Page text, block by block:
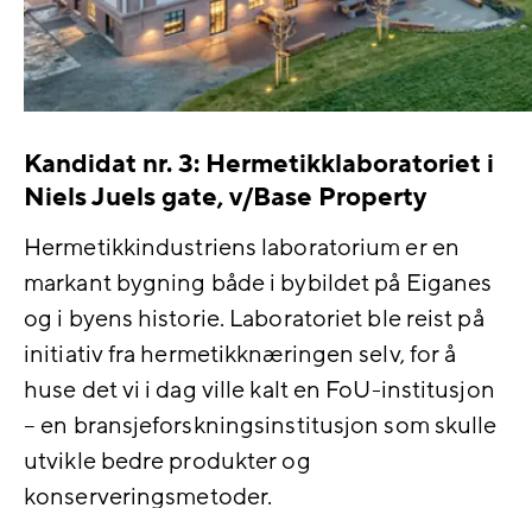
Kandidat nr. 3: Hermetikklaboratoriet i
Niels Juels gate, v/Base Property
Hermetikkindustriens laboratorium er en
markant bygning både i bybildet på Eiganes
og i byens historie. Laboratoriet ble reist på
initiativ fra hermetikknæringen selv, for å
huse det vi i dag ville kalt en FoU-institusjon
– en bransjeforskningsinstitusjon som skulle
utvikle bedre produkter og
konserveringsmetoder.